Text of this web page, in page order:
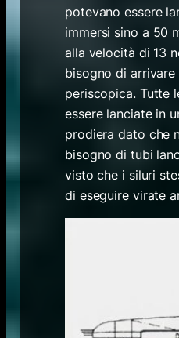
potevano essere
immersi sino a 50
alla velocità di 13
bisogno di arrivare
periscopica. Tutte
essere lanciate in
prodiera dato che
bisogno di tubi
visto che i siluri
di eseguire virate